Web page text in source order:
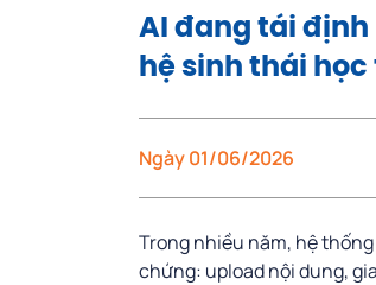
AI đang tái định
hệ sinh thái
Ngày 01/06/2026
Trong nhiều năm, hệ
chứng: upload nội dung,